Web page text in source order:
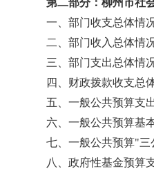
第二部分：柳州市社
一、部门收支总体情
二、部门收入总体情
三、部门支出总体情
四、财政拨款收支总
五、一般公共预算支
六、一般公共预算基
七、一般公共预算"
八、政府性基金预算